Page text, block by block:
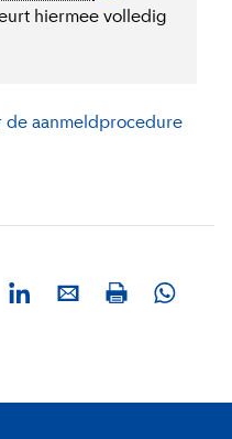
hiermee volledig
de aanmeldprocedure
LinkedInE-mailPrint